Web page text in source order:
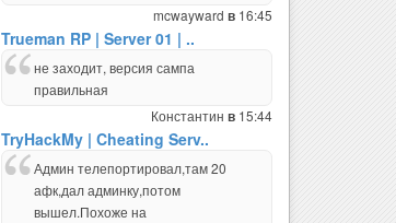
mcwayward в 16:45
Trueman RP | Server 01 | ..
не заходит, версия сампа
правильная
Константин в 15:44
TryHackMy | Cheating Serv..
Админ телепортировал,там 20
афк,дал админку,потом
вышел.Похоже на